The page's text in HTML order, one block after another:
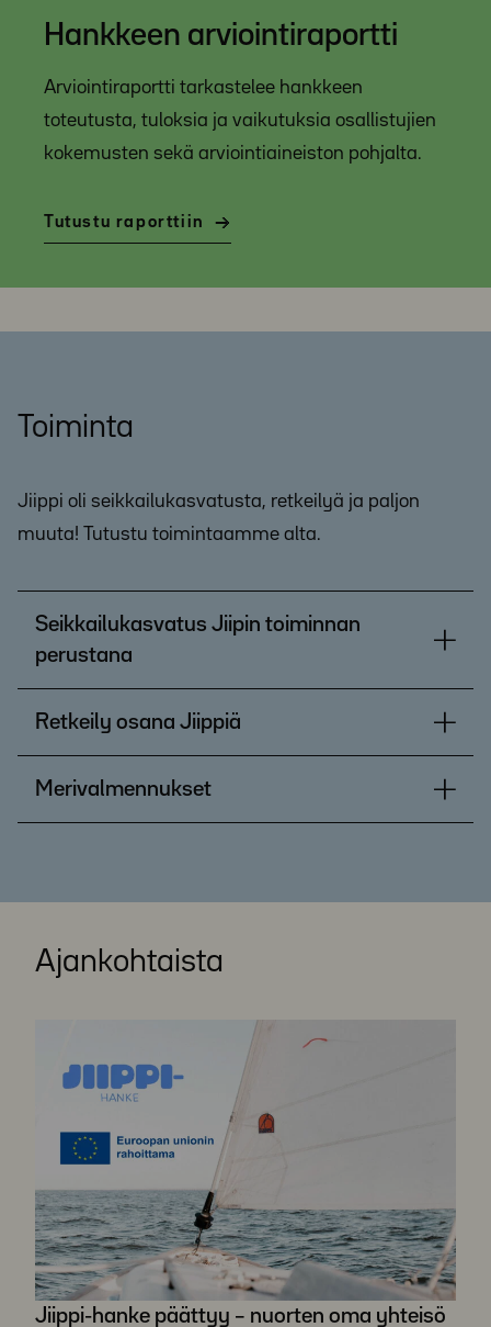
Hankkeen arviointiraportti
Arviointiraportti tarkastelee hankkeen
toteutusta, tuloksia ja vaikutuksia osallistujien
kokemusten sekä arviointiaineiston pohjalta.
Tutustu raporttiin
Toiminta
Jiippi oli seikkailukasvatusta, retkeilyä ja paljon
muuta! Tutustu toimintaamme alta.
Seikkailukasvatus Jiipin toiminnan
perustana
Retkeily osana Jiippiä
Merivalmennukset
Ajankohtaista
Jiippi-hanke päättyy – nuorten oma yhteisö